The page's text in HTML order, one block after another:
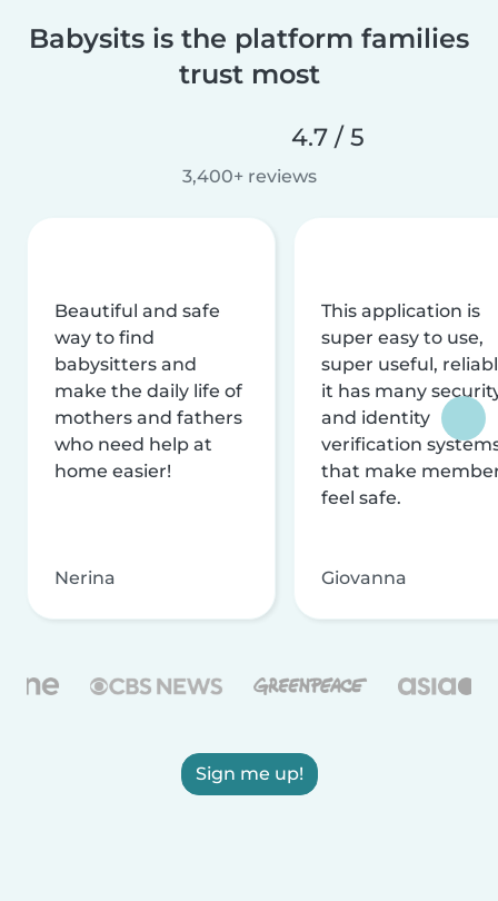
Babysits is the platform families
trust most
4.7 / 5
3,400+ reviews
Beautiful and safe
way to find
babysitters and
make the daily life of
mothers and fathers
who need help at
home easier!
Nerina
This application is
super easy to use,
super useful,
it has many
and identity
verification
that make
feel safe.
Giovanna
Sign me up!